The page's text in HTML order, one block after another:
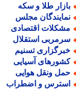
طلا و سکه
مجلس
اقتصادی
استقلال
تسنیم
آسیایی
ونقل هوایی
و اضطراب